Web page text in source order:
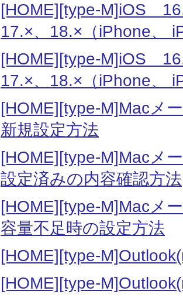
[HOME][type-M]iOS
17.×、18.×（iPhone、
[HOME][type-M]iOS
17.×、18.×（iPhone、
[HOME][type-M]Macメ
新規設定方法
[HOME][type-M]Macメ
設定済みの内容確認方法
[HOME][type-M]Macメ
容量不足時の設定方法
[HOME][type-
[HOME][type-